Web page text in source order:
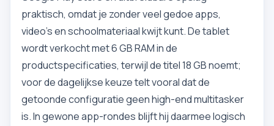
praktisch, omdat je zonder veel gedoe apps,
video’s en schoolmateriaal kwijt kunt. De tablet
wordt verkocht met 6 GB RAM in de
productspecificaties, terwijl de titel 18 GB noemt;
voor de dagelijkse keuze telt vooral dat de
getoonde configuratie geen high-end multitasker
is. In gewone app-rondes blijft hij daarmee logisch